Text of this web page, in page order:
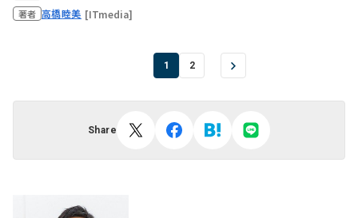
著者 高橋睦美 [ITmedia]
1 2
Share